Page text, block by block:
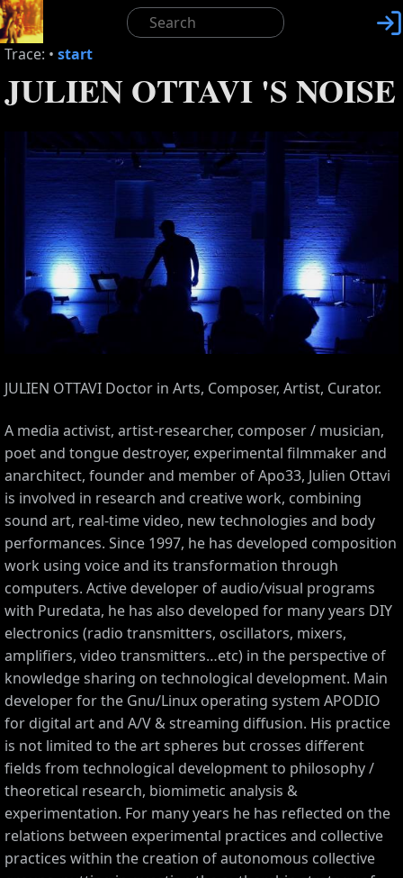

Trace: • start
JULIEN OTTAVI 'S NOISE
JULIEN OTTAVI Doctor in Arts, Composer, Artist, Curator.
A media activist, artist-researcher, composer / musician,
poet and tongue destroyer, experimental filmmaker and
anarchitect, founder and member of Apo33, Julien Ottavi
is involved in research and creative work, combining
sound art, real-time video, new technologies and body
performances. Since 1997, he has developed composition
work using voice and its transformation through
computers. Active developer of audio/visual programs
with Puredata, he has also developed for many years DIY
electronics (radio transmitters, oscillators, mixers,
amplifiers, video transmitters…etc) in the perspective of
knowledge sharing on technological development. Main
developer for the Gnu/Linux operating system APODIO
for digital art and A/V & streaming diffusion. His practice
is not limited to the art spheres but crosses different
fields from technological development to philosophy /
theoretical research, biomimetic analysis &
experimentation. For many years he has reflected on the
relations between experimental practices and collective
practices within the creation of autonomous collective